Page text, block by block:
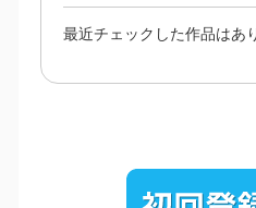
最近チェックした作品はあ